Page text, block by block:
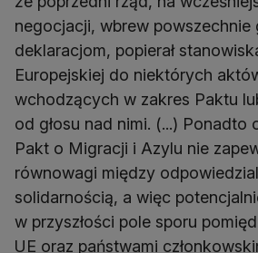
negocjacji, wbrew powszechnie
deklaracjom, popierał
Europejskiej do niektórych
wchodzących w zakres Paktu
od głosu nad nimi. (...)
Pakt o Migracji i Azylu nie
równowagi między
solidarnością, a więc
w przyszłości pole sporu
UE oraz państwami